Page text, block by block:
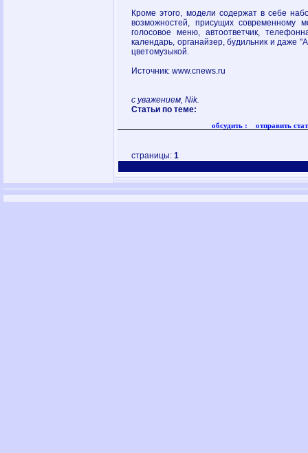
Кроме этого, модели содержат в себе
возможностей, присущих современному
голосовое меню, автоответчик,
календарь, органайзер, будильник и даже
цветомузыкой.
Источник: www.cnews.ru
с уважением, Nik.
Статьи по теме:
обсудить : отправить
страницы:1